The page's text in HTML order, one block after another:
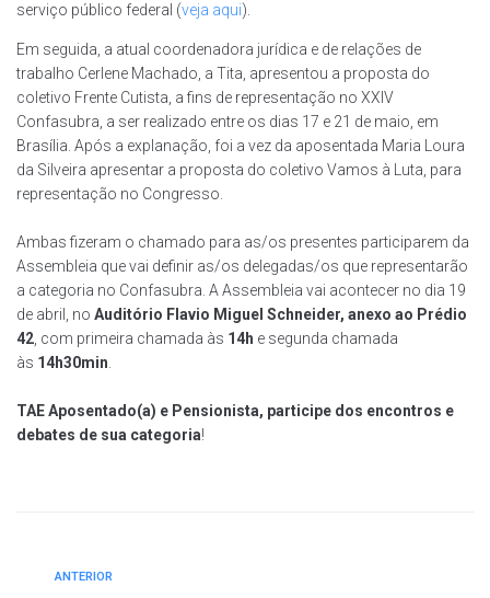
serviço público federal (veja aqui).
Em seguida, a atual coordenadora jurídica e de relações de
trabalho Cerlene Machado, a Tita, apresentou a proposta do
coletivo Frente Cutista, a fins de representação no XXIV
Confasubra, a ser realizado entre os dias 17 e 21 de maio, em
Brasília. Após a explanação, foi a vez da aposentada Maria Loura
da Silveira apresentar a proposta do coletivo Vamos à Luta, para
representação no Congresso.
Ambas fizeram o chamado para as/os presentes participarem da
Assembleia que vai definir as/os delegadas/os que representarão
a categoria no Confasubra. A Assembleia vai acontecer no dia 19
de abril, no Auditório Flavio Miguel Schneider, anexo ao Prédio
42, com primeira chamada às 14h e segunda chamada
às 14h30min.
TAE Aposentado(a) e Pensionista, participe dos encontros e
debates de sua categoria!
ANTERIOR